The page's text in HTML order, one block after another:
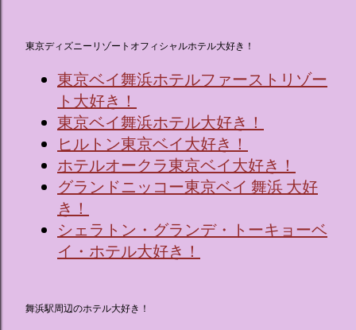
東京ディズニーリゾートオフィシャルホテル大好き！
東京ベイ舞浜ホテルファーストリゾー
ト大好き！
東京ベイ舞浜ホテル大好き！
ヒルトン東京ベイ大好き！
ホテルオークラ東京ベイ大好き！
グランドニッコー東京ベイ 舞浜 大好
き！
シェラトン・グランデ・トーキョーベ
イ・ホテル大好き！
舞浜駅周辺のホテル大好き！